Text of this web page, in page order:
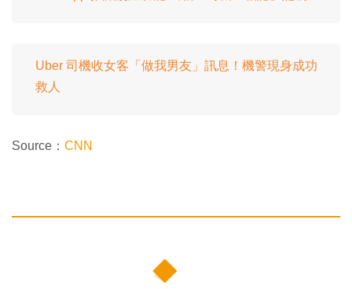
Uber 司機收女客「做我男友」訊息！機警現身成功
救人
Source： CNN